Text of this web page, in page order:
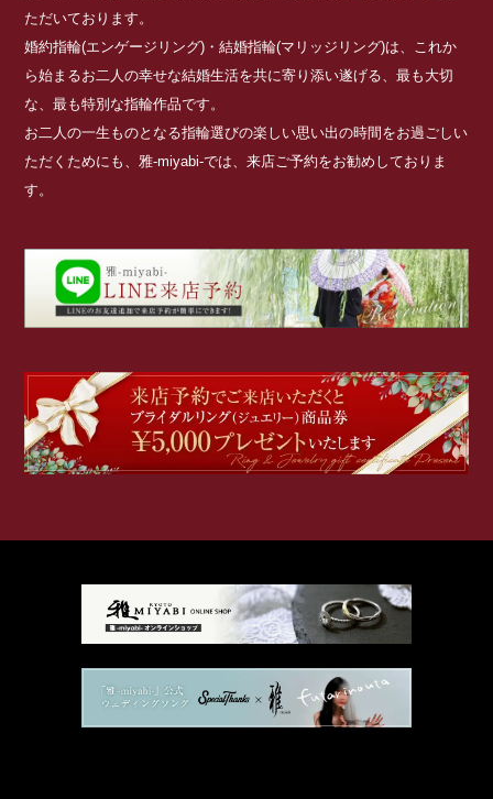
ただいております。
婚約指輪(エンゲージリング)・結婚指輪(マリッジリング)は、これか
ら始まるお二人の幸せな結婚生活を共に寄り添い遂げる、最も大切
な、最も特別な指輪作品です。
お二人の一生ものとなる指輪選びの楽しい思い出の時間をお過ごしい
ただくためにも、雅-miyabi-では、来店ご予約をお勧めしておりま
す。